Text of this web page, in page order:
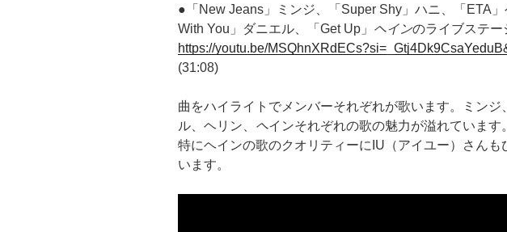
●「New Jeans」ミンジ、「Super Shy」ハニ、「ETA」
With You」ダニエル、「Get Up」 ヘインのライブステー
https://youtu.be/
(31:08)
曲をハイライトでメンバーそれぞれが歌います。ミンジ
ル、ヘリン、 ヘインそれぞれの歌の魅力が溢れています。
特にヘインの歌のクオリティーにIU（アイユー）さんも
います。